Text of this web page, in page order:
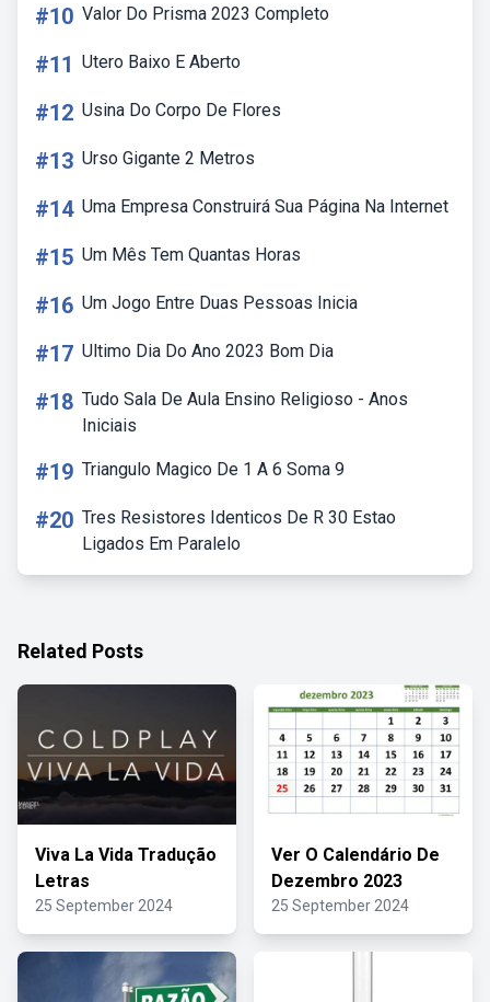
#10 Valor Do Prisma 2023 Completo
#11 Utero Baixo E Aberto
#12 Usina Do Corpo De Flores
#13 Urso Gigante 2 Metros
#14 Uma Empresa Construirá Sua Página Na Internet
#15 Um Mês Tem Quantas Horas
#16 Um Jogo Entre Duas Pessoas Inicia
#17 Ultimo Dia Do Ano 2023 Bom Dia
#18 Tudo Sala De Aula Ensino Religioso - Anos
Iniciais
#19 Triangulo Magico De 1 A 6 Soma 9
#20 Tres Resistores Identicos De R 30 Estao
Ligados Em Paralelo
Related Posts
Viva La Vida Tradução
Letras
25 September 2024
Ver O Calendário De
Dezembro 2023
25 September 2024